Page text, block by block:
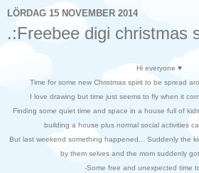
LÖRDAG 15 NOVEMBER 2014
.:Freebee digi christmas
Hi everyone ♥
Time for some new Christmas spirit to be spread
I love drawing but time just seems to fly when it
Finding some quiet time and space in a house full of
building a house plus normal social activities
But last weekend something happened... Suddenly the
by them selves and the mom suddenly
-Some free and unexpected time